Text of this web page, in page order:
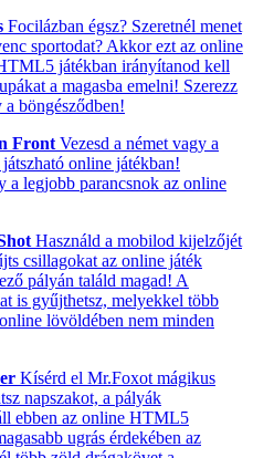
Focilázban égsz? Szeretnél menet
sportodat? Akkor ezt az online
játékban irányítanod kell
a magasba emelni! Szerezz
böngésződben!
Front Vezesd a német vagy a
online játékban!
a legjobb parancsnok az online
Használd a mobilod kijelzőjét
csillagokat az online játék
pályán találd magad! A
is gyűjthetsz, melyekkel több
lövöldében nem minden
Kísérd el Mr.Foxot mágikus
napszakot, a pályák
ebben az online HTML5
ugrás érdekében az